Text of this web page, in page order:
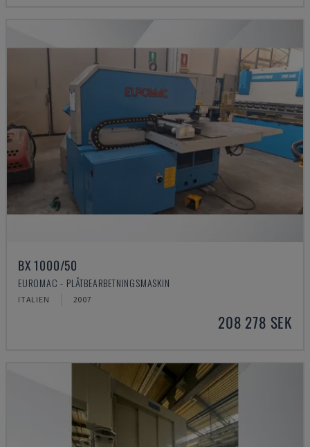
BX 1000/50
EUROMAC - PLÅTBEARBETNINGSMASKIN
ITALIEN 2007
208 278 SEK